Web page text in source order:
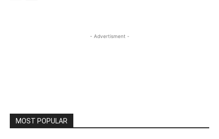
- Advertisment -
MOST POPULAR